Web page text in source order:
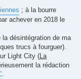
; à la bourre
achever en 2018 le
la désintégration de ma
trucs à fourguer).
Light City ( La
la rédaction